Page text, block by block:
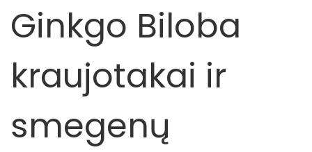
Ginkgo Biloba
kraujotakai ir
smegenų